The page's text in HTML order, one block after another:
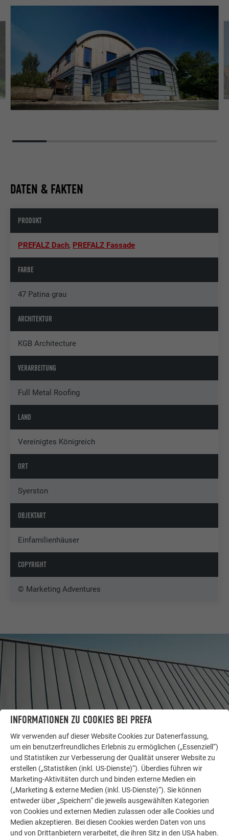
DATEN & FAKTEN
PRODUKT
PREFALZ Dach, PREFALZ Fassade
FARBE
47 Patina grau
ARCHITEKTUR
KGB Architecture
VERARBEITUNG
Full Metal Roofing
LAND
Vereinigtes Königreich
ORT
Syerston
OBJEKTART
Einfamilienhäuser
COPYRIGHT
© Marketing Adventures
LASSEN SIE SICH INSPIRIEREN
WEITERE OBJEKTE
Die PREFA Referenzgalerie zeigt, wie vielseitig
Aluminium eingesetzt werden kann. Entdecken Sie
weitere beeindruckende Projekte mit den langlebigen
INFORMATIONEN ZU COOKIES BEI PREFA
Wir verwenden auf dieser Website Cookies zur Datenerfassung,
um ein benutzerfreundliches Erlebnis zu ermöglichen („Essenziell“)
und Statistiken zur Verbesserung der Qualität unserer Website zu
erstellen („Statistiken (inkl. US-Dienste)“). Überdies führen wir
Marketing-Aktivitäten durch und binden externe Medien ein
(„Marketing & externe Medien (inkl. US-Dienste)“). Sie können
entweder über „Speichern“ die jeweils ausgewählten Kategorien
von Cookies und externen Medien zulassen oder alle Cookies und
Medien akzeptieren. Bei diesen Cookies werden Daten von uns
und von Drittanbietern verarbeitet, die ihren Sitz in den USA haben.